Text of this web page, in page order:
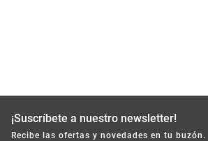
¡Suscríbete a nuestro newsletter!
Recibe las ofertas y novedades en tu buzón.